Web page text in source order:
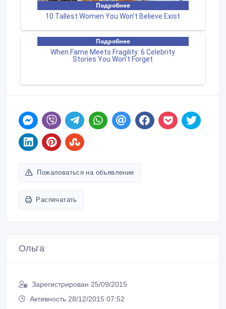
Пожаловаться на объявление
Распечатать
Ольга
Зарегистрирован 25/09/2015
Активность 28/12/2015 07:52